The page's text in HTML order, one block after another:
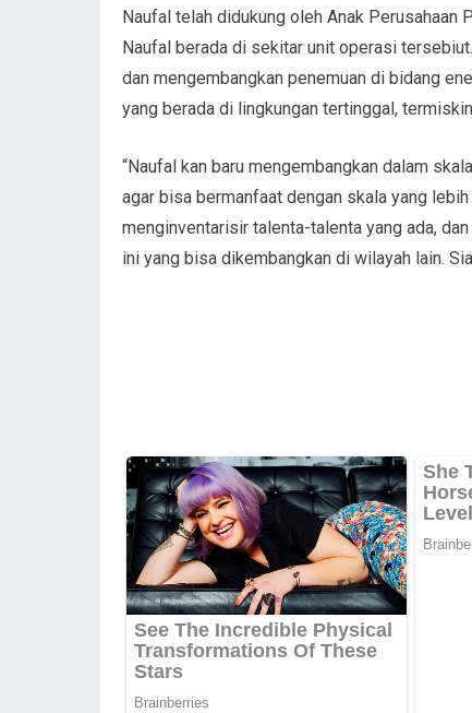
Naufal telah didukung oleh Anak Perusahaan
Naufal berada di sekitar unit operasi
dan mengembangkan penemuan di bidang
yang berada di lingkungan tertinggal,
“Naufal kan baru mengembangkan dalam
agar bisa bermanfaat dengan skala yang
menginventarisir talenta-talenta yang ada,
ini yang bisa dikembangkan di wilayah lain.